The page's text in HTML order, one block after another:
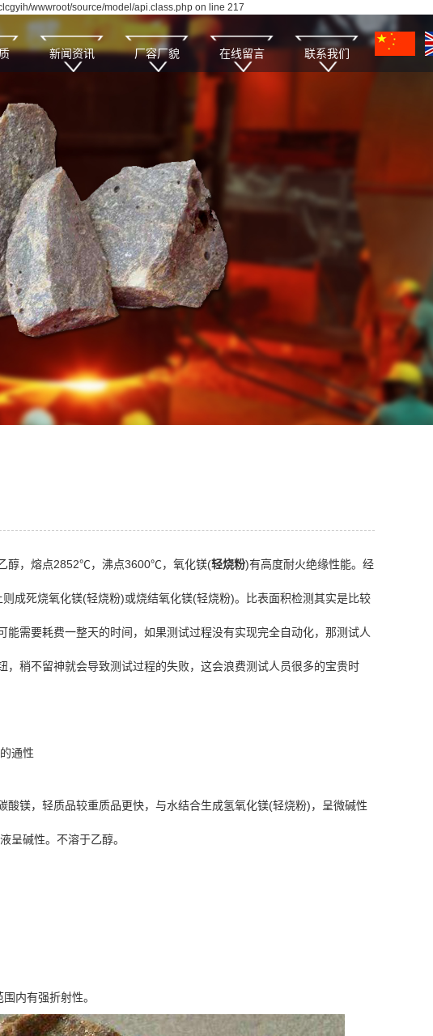
wwwroot/source/model/api.class.php on line 217
新闻资讯 厂容厂貌 在线留言 联系我们
醇，熔点2852℃，沸点3600℃，氧化镁(轻烧粉)有高度耐火绝缘性能。经
成死烧氧化镁(轻烧粉)或烧结氧化镁(轻烧粉)。比表面积检测其实是比较
需要耗费一整天的时间，如果测试过程没有实现完全自动化，那测试人
稍不留神就会导致测试过程的失败，这会浪费测试人员很多的宝贵时
通性
镁，轻质品较重质品更快，与水结合生成氢氧化镁(轻烧粉)，呈微碱性
呈碱性。不溶于乙醇。
内有强折射性。